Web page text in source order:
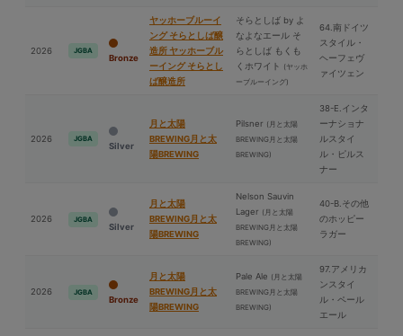
2026 JGBA
Bronze
ヤッホーブルーイ
ング そらとしば醸
造所 ヤッホーブル
ーイング そらとし
ば醸造所
そらとしば by よ
なよなエール そ
らとしば もくも
くホワイト (ヤッホ
ーブルーイング)
64.南ドイツ
スタイル・
ヘーフェヴ
ァイツェン
2026 JGBA
Silver
⽉と太陽
BREWING⽉と太
陽BREWING
Pilsner (⽉と太陽
BREWING⽉と太陽
BREWING)
38-E.インタ
ーナショナ
ルスタイ
ル・ピルス
ナー
2026 JGBA
Silver
⽉と太陽
BREWING⽉と太
陽BREWING
Nelson Sauvin
Lager (⽉と太陽
BREWING⽉と太陽
BREWING)
40-B.その他
のホッピー
ラガー
2026 JGBA
Bronze
⽉と太陽
BREWING⽉と太
陽BREWING
Pale Ale (⽉と太陽
BREWING⽉と太陽
BREWING)
97.アメリカ
ンスタイ
ル・ペール
エール